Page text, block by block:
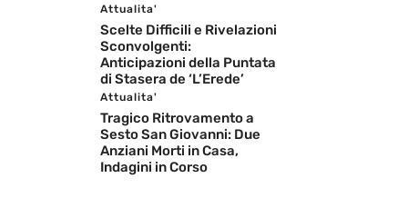
Attualita'
Scelte Difficili e Rivelazioni
Sconvolgenti:
Anticipazioni della Puntata
di Stasera de ‘L’Erede’
Attualita'
Tragico Ritrovamento a
Sesto San Giovanni: Due
Anziani Morti in Casa,
Indagini in Corso